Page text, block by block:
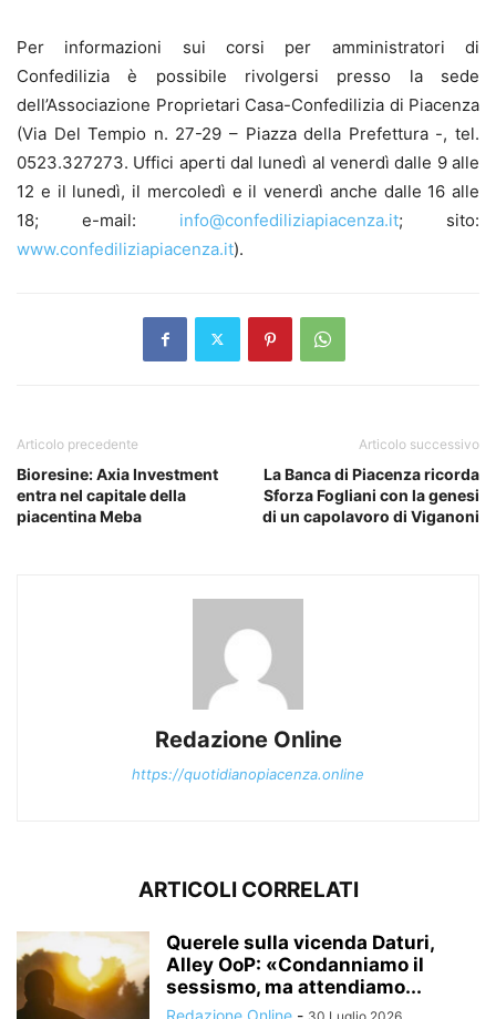
Per informazioni sui corsi per amministratori di
Confedilizia è possibile rivolgersi presso la sede
dell’Associazione Proprietari Casa-Confedilizia di Piacenza
(Via Del Tempio n. 27-29 – Piazza della Prefettura -, tel.
0523.327273. Uffici aperti dal lunedì al venerdì dalle 9 alle
12 e il lunedì, il mercoledì e il venerdì anche dalle 16 alle
18; e-mail: info@confediliziapiacenza.it; sito:
www.confediliziapiacenza.it).
Articolo precedente
Bioresine: Axia Investment
entra nel capitale della
piacentina Meba
Articolo successivo
La Banca di Piacenza ricorda
Sforza Fogliani con la genesi
di un capolavoro di Viganoni
Redazione Online
https://quotidianopiacenza.online
ARTICOLI CORRELATI
Querele sulla vicenda Daturi,
Alley OoP: «Condanniamo il
sessismo, ma attendiamo...
Redazione Online -